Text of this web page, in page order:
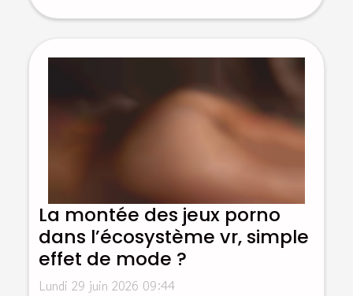
La montée des jeux porno
dans l’écosystème vr, simple
effet de mode ?
Lundi 29 juin 2026 09:44